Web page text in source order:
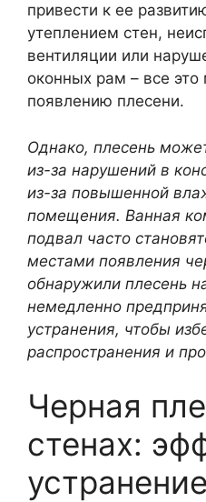
привести к ее
утеплением стен,
вентиляции или
оконных рам – все
появлению плесени.
Однако, плесень
из-за нарушений в
из-за повышенной
помещения. Ванная
подвал часто
местами появления
обнаружили плесень
немедленно
устранения, чтобы
распространения и
Черная
стенах:
устранение